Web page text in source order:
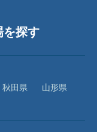
を探す
秋田県
山形県